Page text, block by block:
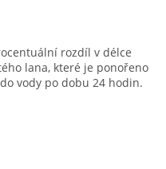
rozdíl v délce
lana, které je ponořeno
vody po dobu 24 hodin.